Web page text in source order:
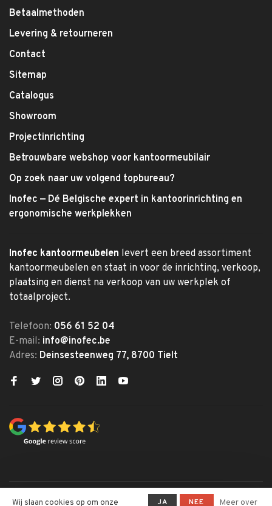
Betaalmethoden
Levering & retourneren
Contact
Sitemap
Catalogus
Showroom
Projectinrichting
Betrouwbare webshop voor kantoormeubilair
Op zoek naar uw volgend topbureau?
Inofec — Dé Belgische expert in kantoorinrichting en
ergonomische werkplekken
Inofec kantoormeubelen levert een breed assortiment
kantoormeubelen en staat in voor de inrichting, verkoop,
plaatsing en dienst na verkoop van uw werkplek of
totaalproject.
Telefoon: 056 61 52 04
E-mail: info@inofec.be
Adres: Deinsesteenweg 77, 8700 Tielt
© Copyright 2026 Inofec
Wij slaan cookies op om onze JA NEE Meer over